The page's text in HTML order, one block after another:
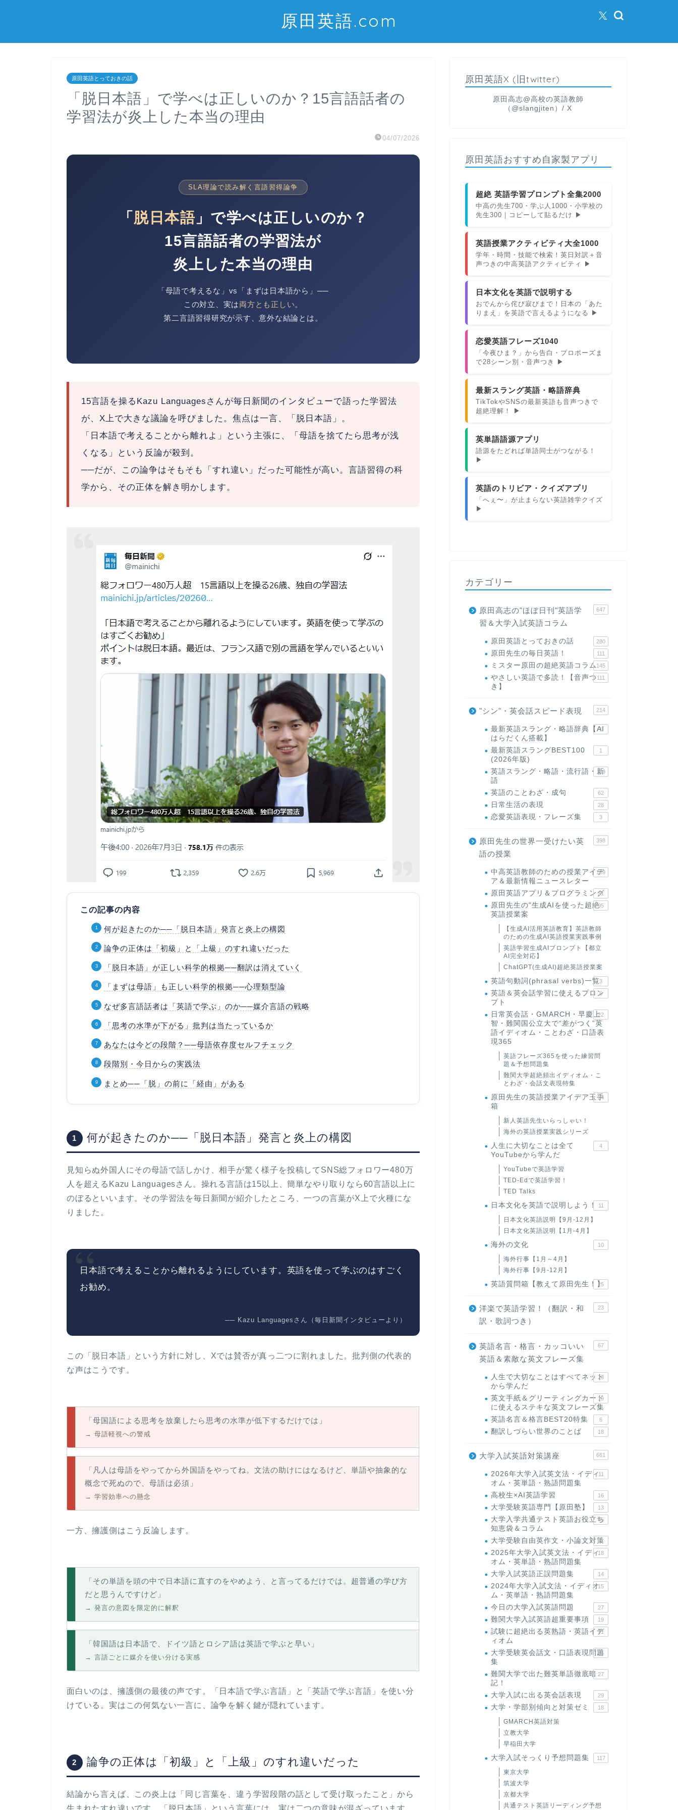
原田英語.com
原田英語とっておきの話
「脱日本語」で学べは正しいのか？15言語話者の
学習法が炎上した本当の理由
04/07/2026
SLA理論で読み解く言語習得論争
「 脱日本語 」で学べは正しいのか？
15言語話者の学習法が
炎上した本当の理由
「母語で考えるな」vs「まずは日本語から」──
この対立、実は両方とも正しい。
第二言語習得研究が示す、意外な結論とは。
15言語を操るKazu Languagesさんが毎日新聞のインタビューで語った学習法
が、X上で大きな議論を呼びました。焦点は一言、
「脱日本語」 。
「日本語で考えることから離れよ」という主張に、「母語を捨てたら思考が浅
くなる」という反論が殺到。
──だが、この論争はそもそも「すれ違い」だった可能性が高い。 言語習得の科
学から、その正体を解き明かします。
この記事の内容
何が起きたのか──「脱日本語」発言と炎上の構図
論争の正体は「初級」と「上級」のすれ違いだった
「脱日本語」が正しい科学的根拠──翻訳は消えていく
「まずは母語」も正しい科学的根拠──心理類型論
なぜ多言語話者は「英語で学ぶ」のか──媒介言語の戦略
「思考の水準が下がる」批判は当たっているか
あなたは今どの段階？──母語依存度セルフチェック
段階別・今日からの実践法
まとめ──「脱」の前に「経由」がある
1 何が起きたのか──「脱日本語」発言と炎上の構図
見知らぬ外国人にその母語で話しかけ、相手が驚く様子を投稿してSNS総フォロワー480万
人を超えるKazu Languagesさん。操れる言語は15以上、簡単なやり取りなら60言語以上に
のぼるといいます。その学習法を毎日新聞が紹介したところ、一つの言葉がX上で火種にな
りました。
“
日本語で考えることから離れるようにしています。英語を使って学ぶのはすごく
お勧め。
── Kazu Languagesさん（毎日新聞インタビューより）
この「脱日本語」という方針に対し、Xでは賛否が真っ二つに割れました。批判側の代表的
な声はこうです。
「母国語による思考を放棄したら思考の水準が低下するだけでは」
→ 母語軽視への警戒
「凡人は母語をやってから外国語をやってね。文法の助けにはなるけど、単語や抽象的な
概念で死ぬので、母語は必須」
→ 学習効率への懸念
一方、擁護側はこう反論します。
「その単語を頭の中で日本語に直すのをやめよう、と言ってるだけでは。超普通の学び方
だと思うんですけど」
→ 発言の意図を限定的に解釈
「韓国語は日本語で、ドイツ語とロシア語は英語で学ぶと早い」
→ 言語ごとに媒介を使い分ける実感
面白いのは、擁護側の最後の声です。「日本語で学ぶ言語」と「英語で学ぶ言語」を使い分
けている。実はこの何気ない一言に、論争を解く鍵が隠れています。
2 論争の正体は「初級」と「上級」のすれ違いだった
結論から言えば、この炎上は 「同じ言葉を、違う学習段階の話として受け取ったこと」から
生まれたすれ違いです。「脱日本語」という言葉には、実は二つの意味が混ざっています。
原田英語X (旧twitter)
原田高志@高校の英語教師
（@slangjiten）/ X
原田英語おすすめ自家製アプリ
超絶 英語学習プロンプト全集2000
中高の先生700・学ぶ人1000・小学校の
先生300｜コピーして貼るだけ ▶
英語授業アクティビティ大全1000
学年・時間・技能で検索！英日対訳＋音
声つきの中高英語アクティビティ ▶
日本文化を英語で説明する
おでんから侘び寂びまで！日本の「あた
りまえ」を英語で言えるようになる ▶
恋愛英語フレーズ1040
「今夜ひま？」から告白・プロポーズま
で28シーン別・音声つき ▶
最新スラング英語・略語辞典
TikTokやSNSの最新英語も音声つきで
超絶理解！ ▶
英単語語源アプリ
語源をたどれば単語同士がつながる！
▶
英語のトリビア・クイズアプリ
「へぇ〜」が止まらない英語雑学クイズ
▶
カテゴリー
原田高志の"ほぼ日刊"英語学
習＆大学入試英語コラム
647
原田英語とっておきの話 280
原田先生の毎日英語！ 111
ミスター原田の超絶英語コラム145
やさしい英語で多読！【音声つ
き】
111
"シン"・英会話スピード表現 214
最新英語スラング・略語辞典【AI
はらだくん搭載】
1
最新英語スラングBEST100
(2026年版)
1
英語スラング・略語・流行語・新
語
119
英語のことわざ・成句 62
日常生活の表現 28
恋愛英語表現・フレーズ集 3
原田先生の世界一受けたい英
語の授業
398
中高英語教師のための授業アイデ
ア＆最新情報ニュースレター
169
原田英語アプリ＆プログラミング
31
原田先生の"生成AIを使った超絶
英語授業案
95
【生成AI活用英語教育】英語教師
のための生成AI英語授業実践事例
英語学習生成AIプロンプト【都立
AI完全対応】
ChatGPT(生成AI)超絶英語授業案
英語句動詞(phrasal verbs)一覧3
英語＆英会話学習に使えるプロン
プト
6
日常英会話・GMARCH・早慶上
智・難関国公立大で“差がつく”英
語イディオム・ことわざ・口語表
現365
22
英語フレーズ365を使った練習問
題＆予想問題集
難関大学超絶頻出イディオム・こ
とわざ・会話文表現特集
原田先生の英語授業アイデア玉手
箱
24
新人英語先生いらっしゃい！
海外の英語授業実践シリーズ
人生に大切なことは全て
YouTubeから学んだ
4
YouTubeで英語学習
TED-Edで英語学習！
TED Talks
日本文化を英語で説明しよう！ 11
日本文化英語説明【9月-12月】
日本文化英語説明【1月-4月】
海外の文化 10
海外行事【1月～4月】
海外行事【9月-12月】
英語質問箱【教えて原田先生！】
25
洋楽で英語学習！（翻訳・和
訳・歌詞つき）
23
英語名言・格言・カッコいい
英語＆素敵な英文フレーズ集
67
人生で大切なことはすべてネット
から学んだ
23
英文手紙＆グリーティングカード
に使えるステキな英文フレーズ集
19
英語名言＆格言BEST20特集 6
翻訳しづらい世界のことば 18
大学入試英語対策講座 661
2026年大学入試英文法・イディ
オム・英単語・熟語問題集
11
高校生×AI英語学習 16
大学受験英語専門【原田塾】 13
大学入学共通テスト英語お役立ち
知恵袋＆コラム
45
大学受験自由英作文・小論文対策
8
2025年大学入試英文法・イディ
オム・英単語・熟語問題集
18
大学入試英語正誤問題集 14
2024年大学入試文法・イディオ
ム・英単語・熟語問題集
15
今日の大学入試英語問題 27
難関大学入試英語超重要事項 19
試験に超絶出る英熟語・英語イデ
ィオム
71
大学受験英会話文・口語表現問題
集
35
難関大学で出た難英単語徹底暗
記！
27
大学入試に出る英会話表現 29
大学・学部別傾向と対策ゼミ 18
GMARCH英語対策
立教大学
早稲田大学
大学入試そっくり予想問題集 117
東京大学
筑波大学
京都大学
共通テスト英語リーディング予想